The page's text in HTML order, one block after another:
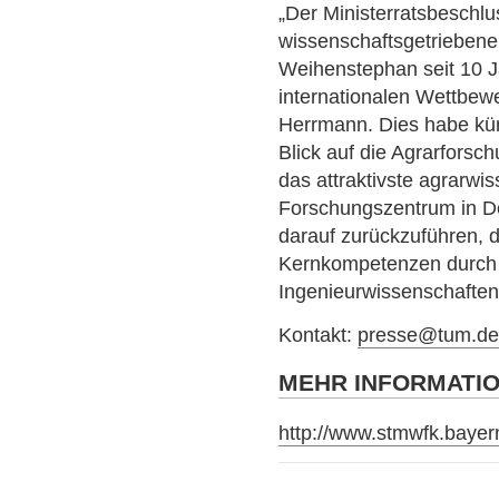
„Der
Weihenstephan seit 10
internationalen
Herrmann. Dies habe
Blick auf die
das attraktivste
Forschungszentrum in
darauf zurückzuführen,
Kernkompetenzen
Kontakt: presse@tum.de
MEHR
http://